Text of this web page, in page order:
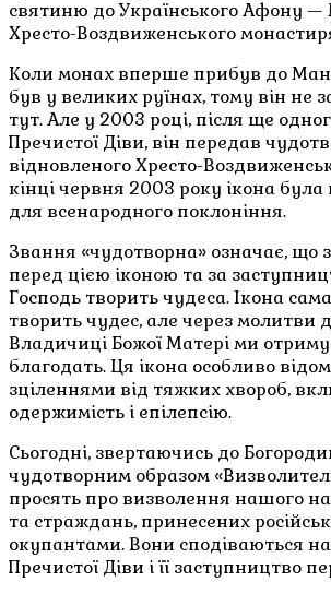
святиню до Українського Афону —
Хресто-Воздвиженського
Коли монах вперше прибув до
був у великих руїнах, тому він не
тут. Але у 2003 році, після ще
Пречистої Діви, він передав
відновленого Хресто-
кінці червня 2003 року ікона
для всенародного поклоніння.
Звання «чудотворна» означає, що
перед цією іконою та за
Господь творить чудеса. Ікона
творить чудес, але через молитви
Владичиці Божої Матері ми
благодать. Ця ікона особливо
зціленнями від тяжких хвороб,
одержимість і епілепсію.
Сьогодні, звертаючись до
чудотворним образом
просять про визволення нашого
та страждань, принесених
окупантами. Вони сподіваються
Пречистої Діви і її заступництво